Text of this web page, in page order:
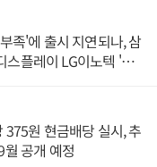
족'에 출시 지연되나, 삼
스플레이 LG이노텍 '탈
원 현금배당 실시, 추
공개 예정